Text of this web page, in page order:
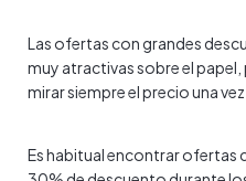
Las ofertas con grandes
muy atractivas sobre el papel,
mirar siempre el precio una
Es habitual encontrar ofertas